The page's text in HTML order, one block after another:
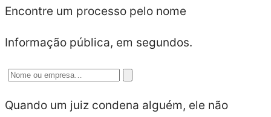
Encontre um processo pelo nome
Informação pública, em segundos.
Quando um juiz condena alguém, ele não